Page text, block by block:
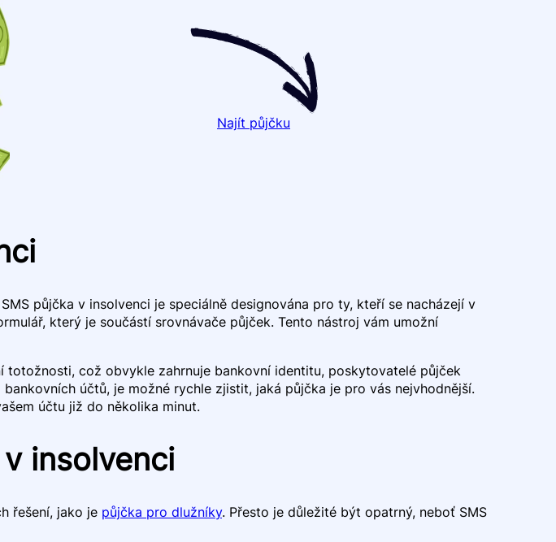
Najít půjčku
půjčka v insolvenci je speciálně designována pro ty, kteří se nacházejí v
který je součástí srovnávače půjček. Tento nástroj vám umožní
což obvykle zahrnuje bankovní identitu, poskytovatelé půjček
účtů, je možné rychle zjistit, jaká půjčka je pro vás nejvhodnější.
účtu již do několika minut.
insolvenci
řešení, jako je půjčka pro dlužníky. Přesto je důležité být opatrný, neboť SMS